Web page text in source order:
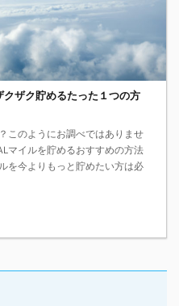
ザク貯めるたった１つの方
このようにお調べではありませ
マイルを貯めるおすすめの方法
を今よりもっと貯めたい方は必